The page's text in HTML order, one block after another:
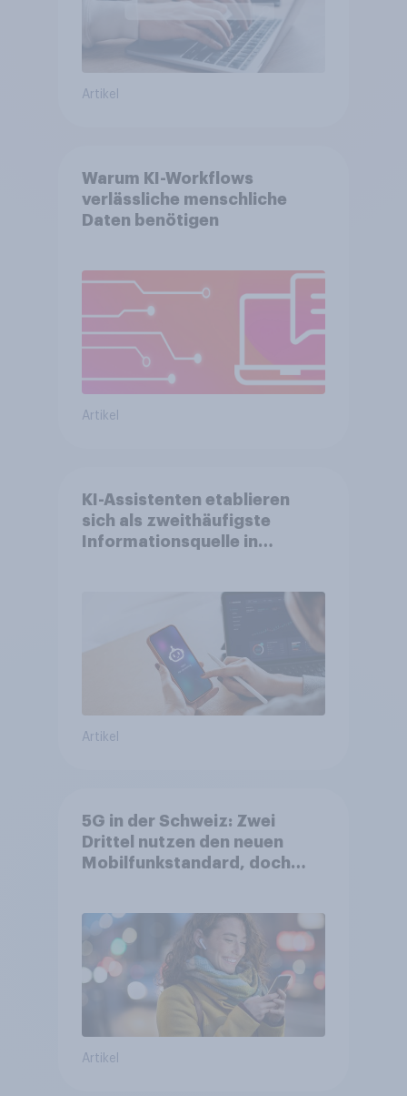
Artikel
Warum KI-Workflows
verlässliche menschliche
Daten benötigen
Artikel
KI-Assistenten etablieren
sich als zweithäufigste
Informationsquelle in
Artikel
5G in der Schweiz: Zwei
Drittel nutzen den neuen
Mobilfunkstandard, doch
Artikel